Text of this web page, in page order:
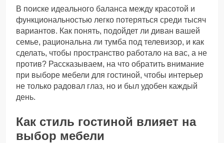
В поиске идеального баланса между красотой и
функциональностью легко потеряться среди тысяч
вариантов. Как понять, подойдет ли диван вашей
семье, рациональна ли тумба под телевизор, и как
сделать, чтобы пространство работало на вас, а не
против? Рассказываем, на что обратить внимание
при выборе мебели для гостиной, чтобы интерьер
не только радовал глаз, но и был удобен каждый
день.
Как стиль гостиной влияет на
выбор мебели